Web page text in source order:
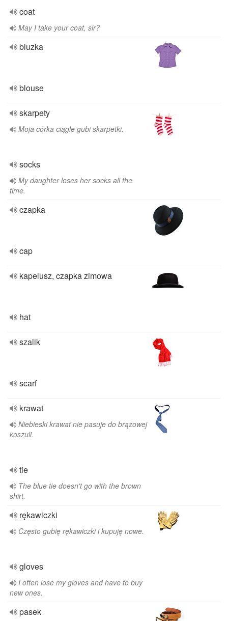
coat
May I take your coat, sir?
bluzka
blouse
skarpety
Moja córka ciągle gubi skarpetki.
socks
My daughter loses her socks all the
time.
czapka
cap
kapelusz, czapka zimowa
hat
szalik
scarf
krawat
Niebieski krawat nie pasuje do brązowej
koszuli.
tie
The blue tie doesn't go with the brown
shirt.
rękawiczki
Często gubię rękawiczki i kupuję nowe.
gloves
I often lose my gloves and have to buy
new ones.
pasek